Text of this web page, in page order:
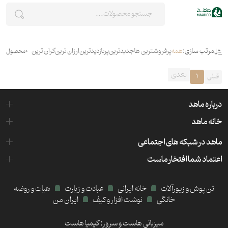
مرتب سازی:همهپرفروشترین هاجدیدترینپربازدیدترینارزان ترینگران ترین 0محصول
قبلی 1 بعدی
درباره ماهد
خانه ماهد
ماهد در شبکه های اجتماعی
اعتماد شما افتخار ماست
تن پوش و زیورآلات خانه ایرانی عبادت و زیارت
هیات و روضه
خانگی
نوشت افزار و کیف
ایران من
میزبانی هاست و سرور:کیمیا هاست